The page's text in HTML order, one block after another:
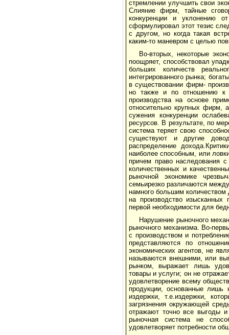
стремлении улучшить свои
Слияние фирм, тайные
конкуренции и уклонению
сформулировал этот тезис
с другом, но когда такая
каким-то маневром с целью
Во-вторых, некоторые
поощряет, способствовал
больших количеств
интегрированного рынка;
в существовании фирм-
но также и по отношению к
производства на основе
относительно крупных фирм,
сужения конкуренции
ресурсов. В результате, по
система теряет свою
существуют и другие
распределение
наиболее способным, или
причем право наследования
количественных и
рыночной экономике
семьирезко различаются
намного большим
на производство изысканных
первой необходимости для
Нарушение рыночного
рыночного механизма. Во-
с производством и
представляются по
экономических агентов, не
называются внешними, или
рынком, выражает лишь
товары и услуги; он не
удовлетворение всему
продукции, основанные
издержки, т.е.издержки,
загрязнения окружающей
отражают точно все выгоды
рыночная система не
удовлетворяет потребности